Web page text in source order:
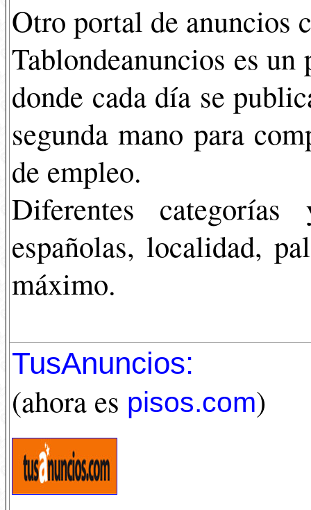
Otro portal de anuncios
Tablondeanuncios es
donde cada día se
segunda mano para
de empleo.
Diferentes
españolas, localidad,
máximo.
TusAnuncios:
(ahora es pisos.com)